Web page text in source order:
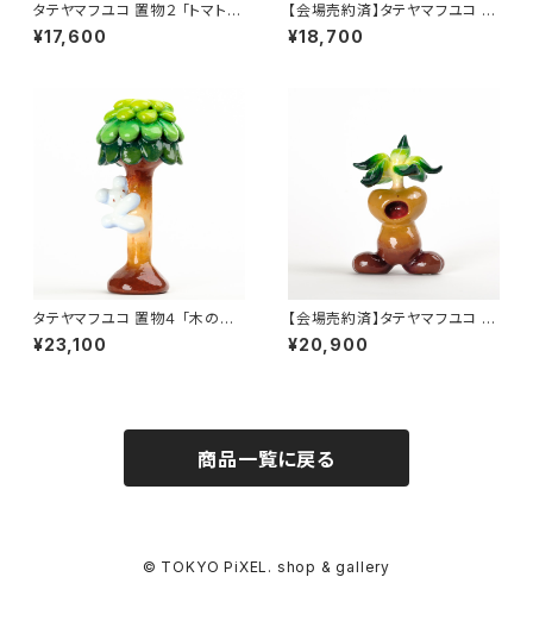
タテヤマフユコ 置物２ 「トマトキ
メラ」
¥17,600
【会場売約済】タテヤマフユコ 置
物３ 「葉っぱのあしでか魚」
¥18,700
タテヤマフユコ 置物４ 「木のぼ
りさん」
¥23,100
【会場売約済】タテヤマフユコ 置
物５ 「マンドラゴラ」
¥20,900
商品一覧に戻る
© TOKYO PiXEL. shop & gallery